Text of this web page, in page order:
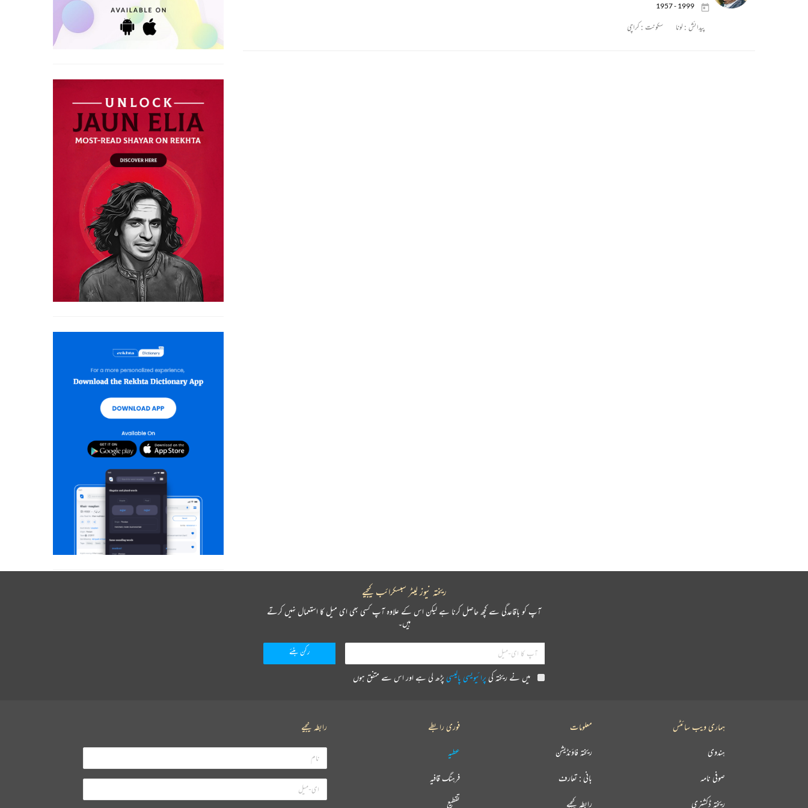
1957 - 1999
پیدائش : لونا سکونت :کراچی
ریختہ نیوز لیٹر سبسکرائب کیجیے
آپ کو باقاعدگی سے کچھ حاصل کرنا ہے لیکن اس کے علاوہ آپ کسی بھی ای میل کا استعمال نہیں کرتے
ہیں۔
میں نے ریختہ کی پرائیویسی پالیسی پڑھ لی ہے اور اس سے متفق ہوں
فوری رابطے
عطیہ
فرہنگ قافیہ
تقطیع
معلومات
ریختہ فاؤنڈیشن
بانی : تعارف
رابطہ کیجیے
ہماری ویب سائٹس
ہندوی
صوفی نامہ
ریختہ ڈکشنری
رابطہ کیجیے